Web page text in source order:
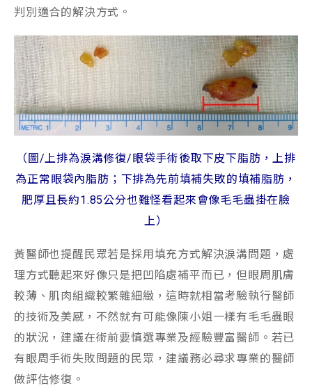
判別適合的解決方式。
（圖/上排為淚溝修復/眼袋手術後取下皮下脂肪，上排
為正常眼袋內脂肪；下排為先前填補失敗的填補脂肪，
肥厚且長約1.85公分也難怪看起來會像毛毛蟲掛在臉
上）
黃醫師也提醒民眾若是採用填充方式解決淚溝問題，處
理方式聽起來好像只是把凹陷處補平而已，但眼周肌膚
較薄、肌肉組織較繁雜細緻，這時就相當考驗執行醫師
的技術及美感，不然就有可能像陳小姐一樣有毛毛蟲眼
的狀況，建議在術前要慎選專業及經驗豐富醫師。若已
有眼周手術失敗問題的民眾，建議務必尋求專業的醫師
做評估修復。